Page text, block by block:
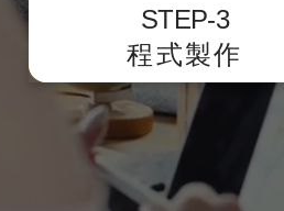
STEP-3
程式製作
客戶第一次使用就上手。